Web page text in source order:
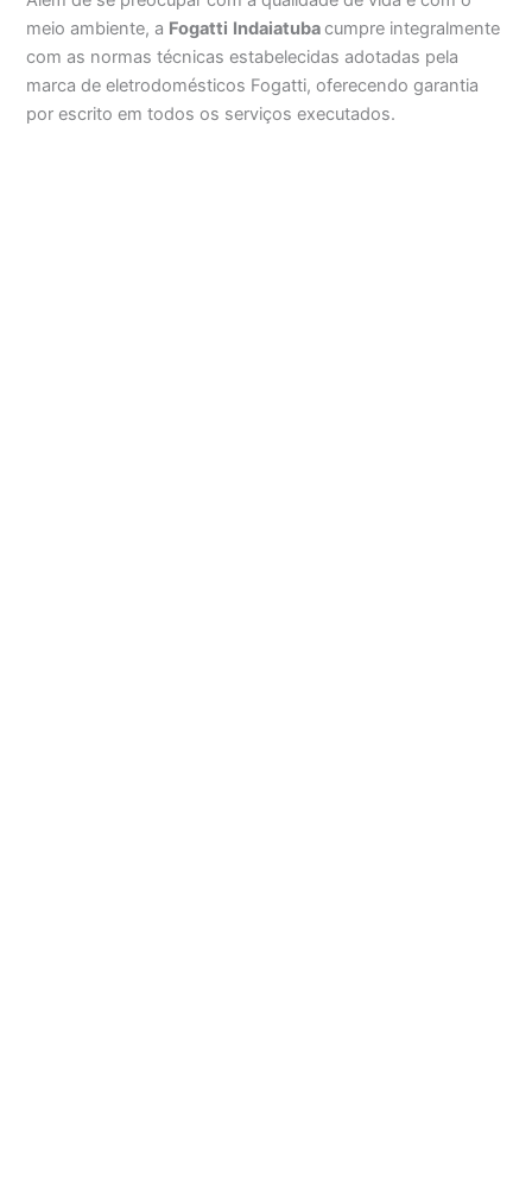
meio ambiente, a Fogatti Indaiatubacumpre integralmente
com as normas técnicas estabelecidas adotadas pela
marca de eletrodomésticos Fogatti, oferecendo garantia
por escrito em todos os serviços executados.